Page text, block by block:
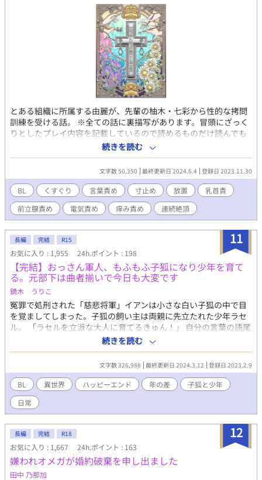
とある組織に所属する由麗が、先輩の柚木・七彩から性的な拷問
訓練を受ける話。 ※全ての話に裏描写があります。冒頭にざっく
りとしたプレイ内容を記載しているので読めるものだけ読んでも
らえれば幸いです。 含まれるプレイ内容 拘束/くすぐり/言葉責/媚
薬/寸止/放置/乳首責/前立腺責/玩具/電気責/焦らし/連続絶頂/痒み
責め ※リクエスト作品etc.にはたくさんの訓練シリーズの番外編
を掲載しています 表紙：聖奈様
続きを読む
文字数 50,350 最終更新日 2024.6.4 登録日 2023.11.30
BL くすぐり 言葉責め 寸止め 放置
乳首責
前立腺責め
電気責め 痒み責め 連続絶頂
11
長編 完結 R15
お気に入り : 1,955 24h.ポイント : 198
【完結】おっさん軍人、もふもふ子狐になり少年を育て
る。元部下は曲者揃いで今日も大変です
鏑木 うりこ
冤罪で処刑された「慈悲将軍」イアンは小さな白い子狐の中で目
を覚ましてしまった。子狐の飼い主は両親に先立たれた少年ラセ
ル。 「ラセルを立派な大人に育てるきゅん！」 自分の言葉の語尾
にきゅんとかついちゃう痛みに身悶えしながら中身おっさんの子
狐による少年育成が始まった。 「お金、ないきゅん……」 いきな
り頓挫する所だったが、将軍時代の激しく濃い部下達が現れたの
だ。 濃すぎる部下達、冤罪の謎、ラセルの正体。いくつもの不
思議を放置して、子狐イアンと少年ラセルは成長していく。 「木
の棒は神が創りたもうた最高の遊び道具だきゅん！」 「ホントだ
ねぇ、イアン。ほーら、とって来て〜」 「きゅーん！ 」 今日も
もふもふ、元気です。 R18ではありません、もう一度言いま
す、R18ではありません。R15も念の為だけについています。
ただ、可愛い狐と少年がパタパタしているだけでです。 完結致
しました。 中弛み、スランプなどを挟みつつ_:(´ཀ`」 ∠):大変申
し訳ないですがエンディングまで辿り着かせていただきました。
ありがとうございます！
続きを読む
文字数 326,988 最終更新日 2024.3.12 登録日 2023.2.9
BL 異世界 ハッピーエンド 年の差
子狐と少年
日常
12
長編 完結 R18
お気に入り : 1,667 24h.ポイント : 163
嫌われオメガが婚約破棄を申し出ました
田中 乃那加